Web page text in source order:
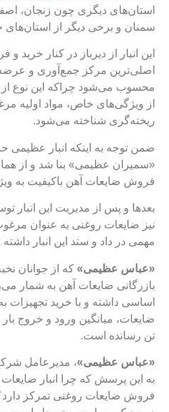
استان‌های دیگری چون زنجان،
سمنان و برخی دیگر از
این انبار از دیرباز در کنار خرید
اصلی‌ترین مرکز جمع‌آوری و
محسوب می‌شود چراکه این نوع از
از ویژگی‌های خاص، مواد اولیه
ریخته‌گری شناخته می‌شود.
«سمیران عظیمی» بنا شد و از
فروش ضایعات آهن باکیفیت به
بعدها و پس از مدیریت این
نیز ضایعات روغنی به عنوان
مهمی در داد و ستد این انبار
«عباس عظیمی» که از جوانان
بازرگانی ضایعات آهن به شمار
اساسی داشته و با خرید
تن رسانده است.
«عباس عظیمی»، مدیرعامل
به این پرسش که چرا انبار
فروش ضایعات روغنی تمرکز